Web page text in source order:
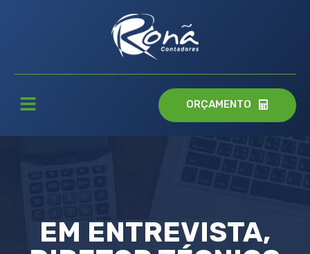
ORÇAMENTO
EM ENTREVISTA,